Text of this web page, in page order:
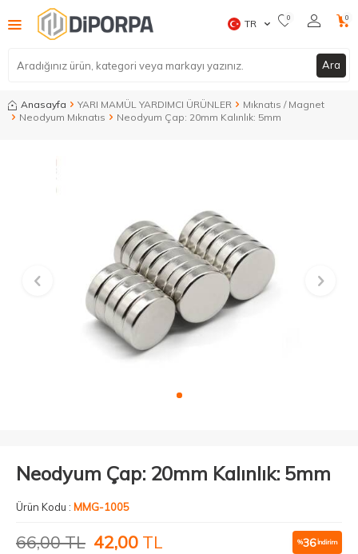
Ara
TR 0 0
Anasayfa YARI MAMÜL YARDIMCI ÜRÜNLER
Mıknatıs / Magnet
Neodyum Mıknatıs
Neodyum Çap: 20mm Kalınlık: 5mm
Neodyum Çap: 20mm Kalınlık: 5mm
Ürün Kodu : MMG-1005
66,00TL 42,00 TL %36İndirim